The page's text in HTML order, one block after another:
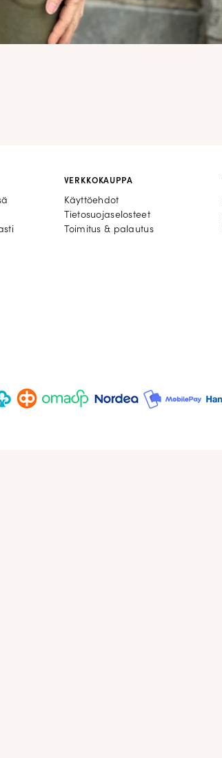
VERKKOKAUPPA
Käyttöehdot
Tietosuojaselosteet
Toimitus & palautus